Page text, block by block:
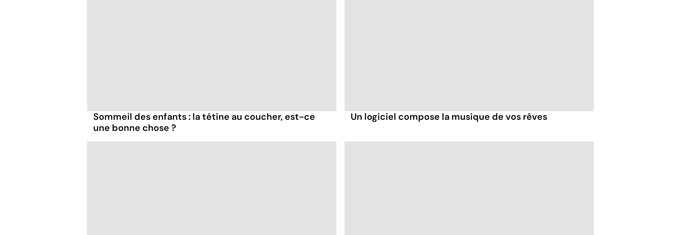
Sommeil des enfants : la tétine au coucher, est-ce
une bonne chose ?
Un logiciel compose la musique de vos rêves